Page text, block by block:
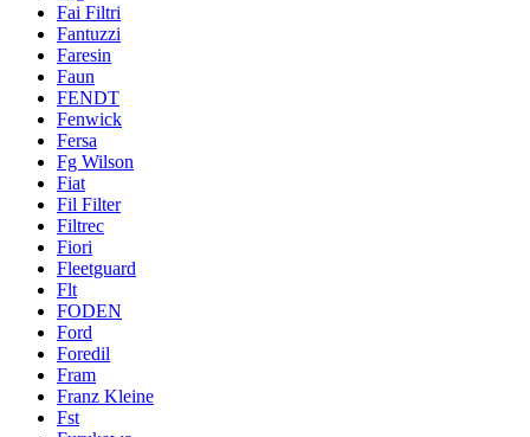
Fai Filtri
Fantuzzi
Faresin
Faun
FENDT
Fenwick
Fersa
Fg Wilson
Fiat
Fil Filter
Filtrec
Fiori
Fleetguard
Flt
FODEN
Ford
Foredil
Fram
Franz Kleine
Fst